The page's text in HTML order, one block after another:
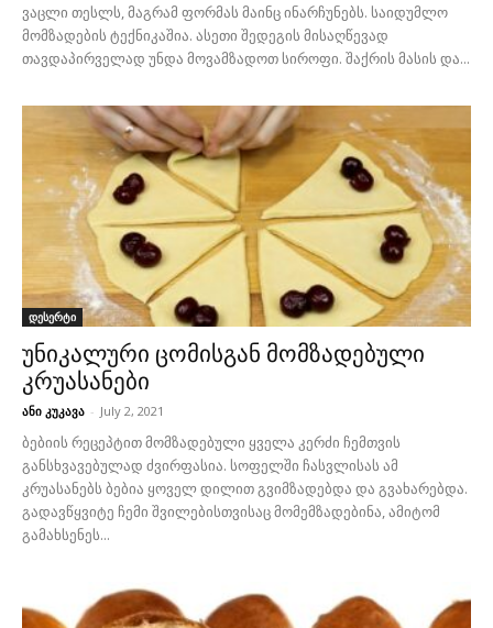
ვაცლი თესლს, მაგრამ ფორმას მაინც ინარჩუნებს. საიდუმლო
მომზადების ტექნიკაშია. ასეთი შედეგის მისაღწევად
თავდაპირველად უნდა მოვამზადოთ სიროფი. შაქრის მასის და...
დესერტი
უნიკალური ცომისგან მომზადებული
კრუასანები
ანი კუკავა - July 2, 2021
ბებიის რეცეპტით მომზადებული ყველა კერძი ჩემთვის
განსხვავებულად ძვირფასია. სოფელში ჩასვლისას ამ
კრუასანებს ბებია ყოველ დილით გვიმზადებდა და გვახარებდა.
გადავწყვიტე ჩემი შვილებისთვისაც მომემზადებინა, ამიტომ
გამახსენეს...